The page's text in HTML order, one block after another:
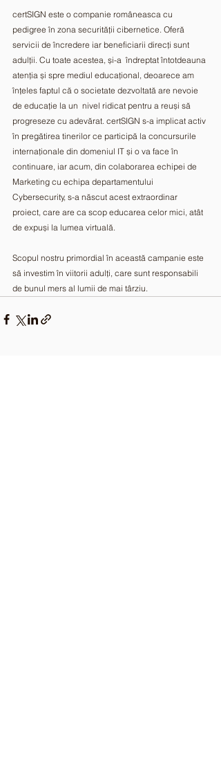
certSIGN este o companie româneasca cu
pedigree în zona securității cibernetice. Oferă
servicii de încredere iar beneficiarii direcți sunt
adulții. Cu toate acestea, și-a  îndreptat întotdeauna
atenția și spre mediul educațional, deoarece am
înțeles faptul că o societate dezvoltată are nevoie
de educație la un  nivel ridicat pentru a reuși să
progreseze cu adevărat. certSIGN s-a implicat activ
în pregătirea tinerilor ce participă la concursurile
internaționale din domeniul IT și o va face în
continuare, iar acum, din colaborarea echipei de
Marketing cu echipa departamentului
Cybersecurity, s-a născut acest extraordinar
proiect, care are ca scop educarea celor mici, atât
de expuși la lumea virtuală.
Scopul nostru primordial în această campanie este
să investim în viitorii adulți, care sunt responsabili
de bunul mers al lumii de mai târziu.